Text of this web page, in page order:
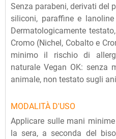
Senza parabeni, derivati del
siliconi, paraffine e
Dermatologicamente
Cromo (Nichel, Cobalto e
minimo il rischio di
naturale Vegan OK: senza
animale, non testato sugli
MODALITÀ D'USO
Applicare sulle mani
la sera, a seconda del